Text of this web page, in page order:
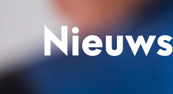
Nieuws